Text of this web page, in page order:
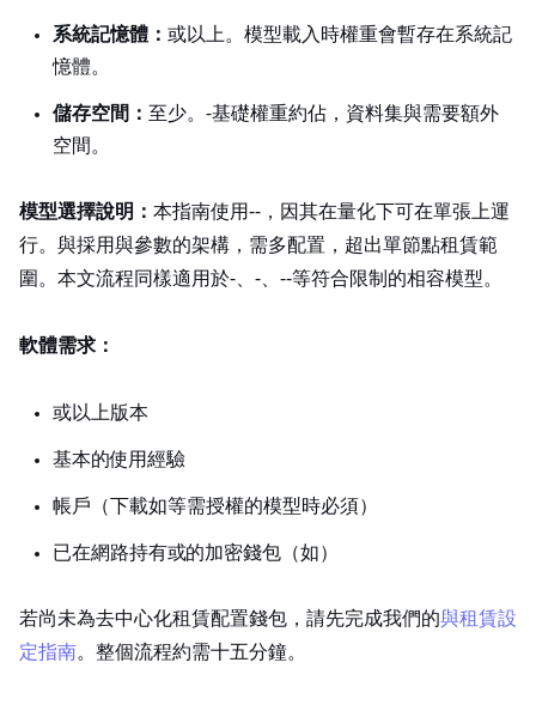
系統記憶體： 32GB 或以上。模型載入時權重會暫存在系統記
憶體。
儲存空間： 至少 100GB NVMe SSD。Llama‑3 8B 基礎權重約佔 16GB，資料集與 checkpoint 需要額外
空間。
模型選擇說明： 本指南使用 Meta Llama‑3.1‑8B，因其在 QLoRA 量化下可在單張 24GB GPU 上運
行。Llama 4 Scout 與 Maverick 採用 109B 與 400B 參數的 Mixture of Experts 架構，需多 GPU 配置，超出單節點租賃範
圍。本文流程同樣適用於 Mistral‑7B、Qwen2‑7B、Gemma‑2‑9B 等符合 VRAM 限制的 Hugging Face 相容模型。
軟體需求：
Python 3.10 或以上版本
基本的 PyTorch 使用經驗
Hugging Face 帳戶（下載如 Llama 等需授權的模型時必須）
已在 Polygon 網路持有 USDC 或 MATIC 的加密錢包（如 MetaMask）
若尚未為去中心化 GPU 租賃配置錢包，請先完成我們的MetaMask 與 Polygon GPU 租賃設
定指南。整個流程約需十五分鐘。